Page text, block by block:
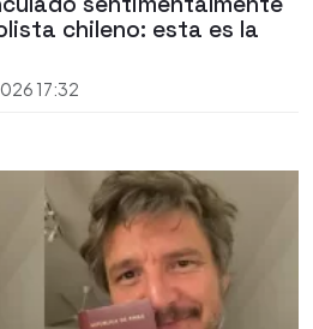
chileno: esta es la
17:32